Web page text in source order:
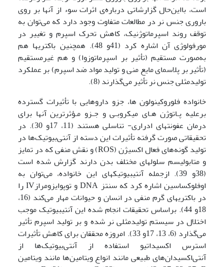
است، بااین‌حال گزارشاتی درباره‌ی اثرات سوء از آنها بر روی
باروری جنس نر در مطالعات متفاوت وجود دارد که می‌توان به
توقف روند اسپرماتوژنیک، کاهش تحرک اسپرم و تغییر در
مورفولوژی آن اشاره کرد (41و 48). همچنین باکتریها هم
به‌صورت مستقیم (تأثیر بر اسپرماتوزوا) و هم غیرمستقیم
(تأثیر بر پلاسمای مایع منی و تولید مواد ضد اسپرم) بر عملکرد
تولیدمثلی جنس نر تأثیر می‌گذارند (8).
خانواده فلوروکینولون ها، جزو داروهایی با تأثیرات گسترده
برعلیه پـاتوژن هـای میکروبـی و جـزو مـؤثرترین آنها برای
درمان عفونتهای ادراری- تناسلی هستند (11، 17و 30). در
تحقیقاتی صورت گرفته تأثیرات این دسته از آنتی‌بیوتیک‌ها در
تولید گونه‌های فعال اکسیژن (ROS) و نقش منفی که در تمایز
و متابولیسم سلولهای مختلف بدن دارند گزارش شده است
(38و 39). ازجمله آنتی­بیوتیک­های این خانواده، می‌توان به
اوفلوکساسین اشاره کرد که سنتز DNA و توپوایزومرازIV را
در باکتریهای گرم منفی در انسان و حیوانات مهار می‌کند (16،
18و 44). براساس تحقیقات انجام شده این آنتی­بیوتیک موجب
اختلال در سیستم تولیدمثلی نر شده و بر تولید اسپرم تأثیر
می‌گذارد (6، 13، 17و 33). امروزه محققان برای کاهش تأثیرات
استرس اکسیداتیو استفاده از آنتی‌بیوتیک‌ها از
آنتی‌اکسیدان‌های طبیعی مانند انواع ویتامین‌ها مانند ویتامین